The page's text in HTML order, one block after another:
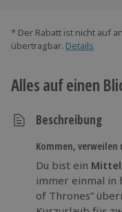
* Der Rabatt ist nicht auf
übertragbar. Details
Alles auf einen
Beschreibung
Kommen, verweilen
Du bist ein
immer einmal in
of Thrones”